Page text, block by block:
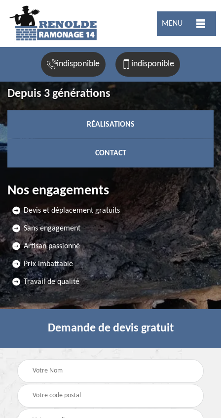
MENU
indisponible indisponible
Depuis 3 générations
RÉALISATIONS
CONTACT
Nos engagements
Devis et déplacement gratuits
Sans engagement
Artisan passionné
Prix imbattable
Travail de qualité
Demande de devis gratuit